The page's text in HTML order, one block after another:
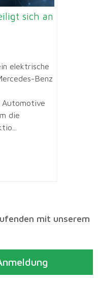
sich an
elektrische
Benz
Automotive
die
mit unserem